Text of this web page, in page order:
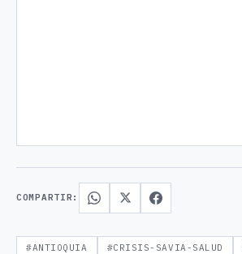
COMPARTIR:
#ANTIOQUIA #CRISIS-SAVIA-SALUD